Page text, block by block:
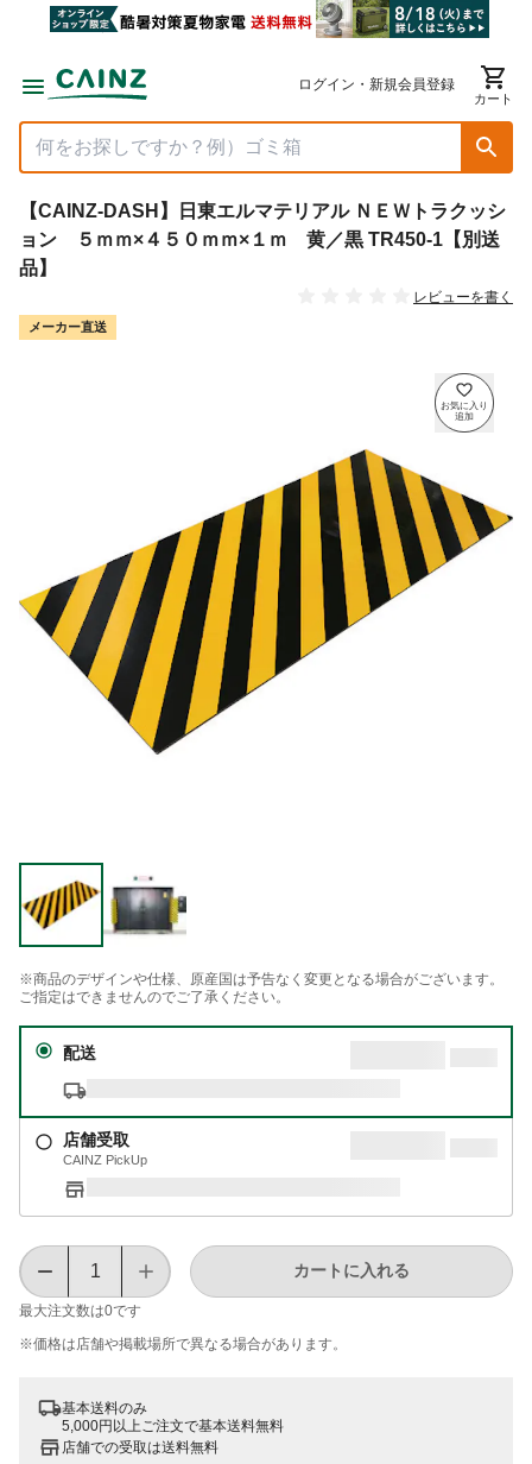
ログイン・新規会員登録
カート
【CAINZ-DASH】日東エルマテリアル ＮＥＷトラクッシ
ョン ５ｍｍ×４５０ｍｍ×１ｍ 黄／黒 TR450-1【別送
品】
レビューを書く
メーカー直送
※商品のデザインや仕様、原産国は予告なく変更となる場合がございます。
ご指定はできませんのでご了承ください。
配送
店舗受取
CAINZ PickUp
最大注文数は0です
カートに入れる
※価格は​店舗や​掲載場所で​異なる​場合が​あります。
基本送料のみ
5,000円以上ご注文で基本送料無料
店舗での受取は送料無料